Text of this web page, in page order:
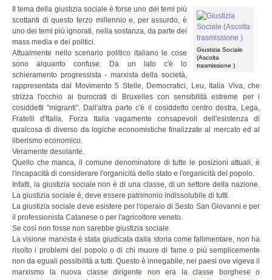
Storia - La Reconquista
Storia Moderna
La nostra storia
Leggende e Feste
CULTURA
Strade d'Europa
Saggi e Testi
Recensioni letterarie
Abecedarium
Giustizia Sociale
(Ascolta
trasmissione )
Il tema della giustizia sociale è forse uno dei temi più
scottanti di questo terzo millennio e, per assurdo, è
uno dei temi più ignorati, nella sostanza, da parte dei
mass media e dei politici.
Attualmente nello scenario politico italiano le cose
sono alquanto confuse. Da un lato c'è lo
schieramento progressista - marxista della società,
rappresentata dal Movimento 5 Stelle, Democratici, Leu, Italia Viva, che
strizza l'occhio ai burocrati di Bruxelles con sensibilità estreme per i
cosiddetti "migranti". Dall'altra parte c'è il cosiddetto centro destra, Lega,
Fratelli d'Italia, Forza Italia vagamente consapevoli dell'esistenza di
qualcosa di diverso da logiche economistiche finalizzate al mercato ed al
liberismo economico.
Veramente desolante.
Quello che manca, il comune denominatore di tutte le posizioni attuali, è
l'incapacità di considerare l'organicità dello stato e l'organicità del popolo.
Infatti, la giustizia sociale non è di una classe, di un settore della nazione.
La giustizia sociale è, deve essere patrimonio indissolubile di tutti.
La giustizia sociale deve esistere per l'operaio di Sesto San Giovanni e per
il professionista Catanese o per l'agricoltore veneto.
Se così non fosse non sarebbe giustizia sociale.
La visione marxista è stata giudicata dalla storia come fallimentare, non ha
risolto i problemi del popolo o di chi muore di fame o più semplicemente
non da eguali possibilità a tutti. Questo è innegabile, nei paesi ove vigeva il
marxismo la nuova classe dirigente non era la classe borghese o